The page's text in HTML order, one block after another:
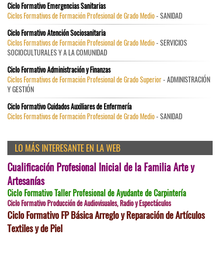
Ciclo Formativo Emergencias Sanitarias
Ciclos Formativos de Formación Profesional de Grado Medio- SANIDAD
Ciclo Formativo Atención Sociosanitaria
Ciclos Formativos de Formación Profesional de Grado Medio- SERVICIOS
SOCIOCULTURALES Y A LA COMUNIDAD
Ciclo Formativo Administración y Finanzas
Ciclos Formativos de Formación Profesional de Grado Superior- ADMINISTRACIÓN
Y GESTIÓN
Ciclo Formativo Cuidados Auxiliares de Enfermería
Ciclos Formativos de Formación Profesional de Grado Medio- SANIDAD
LO MÁS INTERESANTE EN LA WEB
Cualificación Profesional Inicial de la Familia Arte y
Artesanías
Ciclo Formativo Taller Profesional de Ayudante de Carpintería
Ciclo Formativo Producción de Audiovisuales, Radio y Espectáculos
Ciclo Formativo FP Básica Arreglo y Reparación de Artículos
Textiles y de Piel